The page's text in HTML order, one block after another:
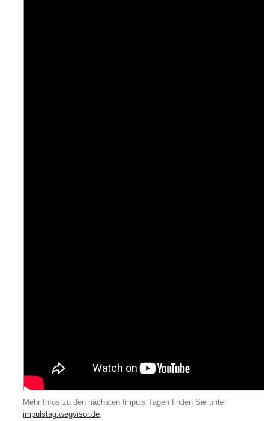
Mehr Infos zu den nächsten Impuls Tagen finden Sie unter
impulstag.wegvisor.de.